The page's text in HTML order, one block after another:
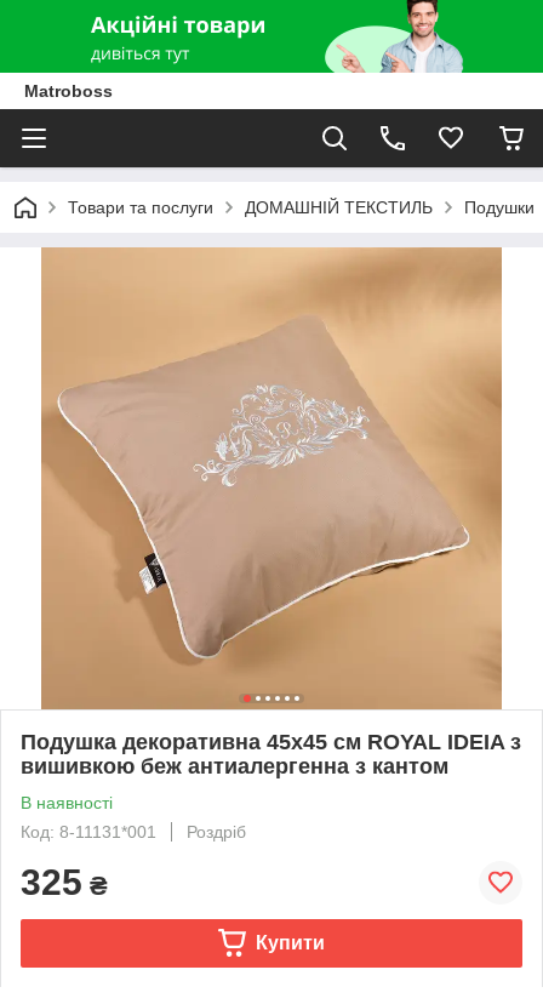
Matroboss
Товари та послуги ДОМАШНІЙ ТЕКСТИЛЬ Подушки
Подушка декоративна 45х45 см ROYAL IDEIA з
вишивкою беж антиалергенна з кантом
В наявності
Код: 8-11131*001
Роздріб
325 ₴
Купити